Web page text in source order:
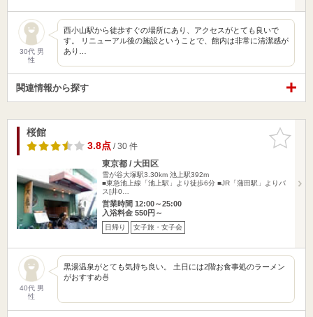
30代 男
性
西小山駅から徒歩すぐの場所にあり、アクセスがとても良いで
す。 リニューアル後の施設ということで、館内は非常に清潔感が
あり…
関連情報から探す
お気に入
りに追加
桜館
3.8点/ 30 件
東京都 / 大田区
雪が谷大塚駅3.30km 池上駅392m
■東急池上線「池上駅」より徒歩6分 ■JR「蒲田駅」よりバ
ス[井0…
営業時間 12:00～25:00
入浴料金 550円～
日帰り 女子旅・女子会
40代 男
性
黒湯温泉がとても気持ち良い。 土日には2階お食事処のラーメン
がおすすめ🍜